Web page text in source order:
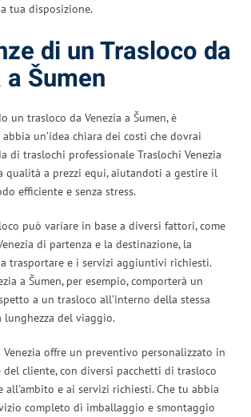
tua disposizione.
di un Trasloco da
Šumen
un trasloco da Venezia a Šumen, è
un’idea chiara dei costi che dovrai
di traslochi professionale Traslochi Venezia
qualità a prezzi equi, aiutandoti a gestire il
efficiente e senza stress.
può variare in base a diversi fattori, come
di partenza e la destinazione, la
trasportare e i servizi aggiuntivi richiesti.
a Šumen, per esempio, comporterà un
a un trasloco all’interno della stessa
lunghezza del viaggio.
Venezia offre un preventivo personalizzato in
del cliente, con diversi pacchetti di trasloco
e ai servizi richiesti. Che tu abbia
completo di imballaggio e smontaggio